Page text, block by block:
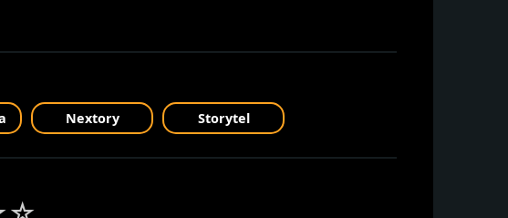
Nextory Storytel